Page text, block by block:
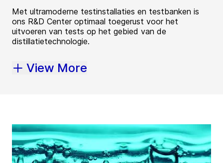
Met ultramoderne testinstallaties en testbanken is
ons R&D Center optimaal toegerust voor het
uitvoeren van tests op het gebied van de
distillatietechnologie.
View More